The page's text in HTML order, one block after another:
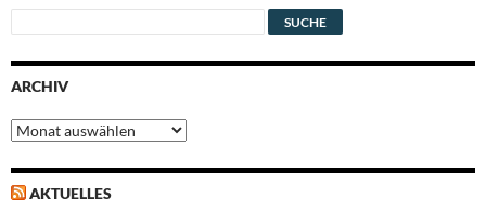
ARCHIV
Archiv
AKTUELLES